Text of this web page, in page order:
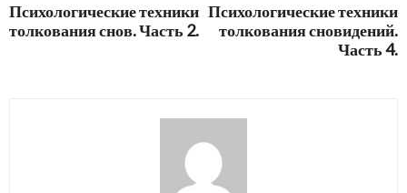
Психологические техники
толкования снов. Часть 2.
Психологические техники
толкования сновидений.
Часть 4.